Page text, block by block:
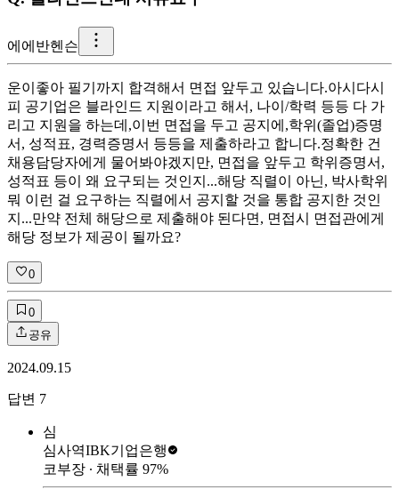
에 에반헨슨
운이좋아 필기까지 합격해서 면접 앞두고 있습니다. ​ 아시다시
피 공기업은 블라인드 지원이라고 해서, 나이/학력 등등 다 가
리고 지원을 하는데, ​ 이번 면접을 두고 공지에, ​ 학위(졸업)증명
서, 성적표, 경력증명서 등등을 제출하라고 합니다. ​ 정확한 건
채용담당자에게 물어봐야겠지만, 면접을 앞두고 학위증명서,
성적표 등이 왜 요구되는 것인지... ​ 해당 직렬이 아닌, 박사학위
뭐 이런 걸 요구하는 직렬에서 공지할 것을 통합 공지한 것인
지... ​ 만약 전체 해당으로 제출해야 된다면, 면접시 면접관에게
해당 정보가 제공이 될까요?
0
0
공유
2024.09.15
답변 7
심
심사역IBK기업은행
코부장 ∙ 채택률 97%